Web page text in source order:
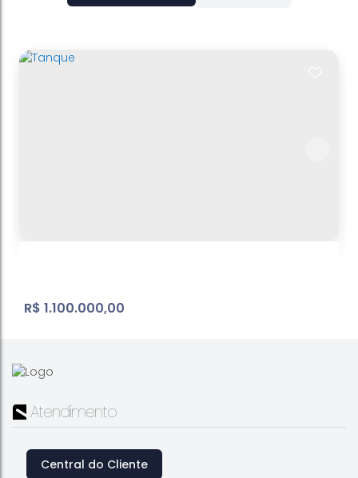
Tanque
R$ 1.100.000,00
Atendimento
Central do Cliente